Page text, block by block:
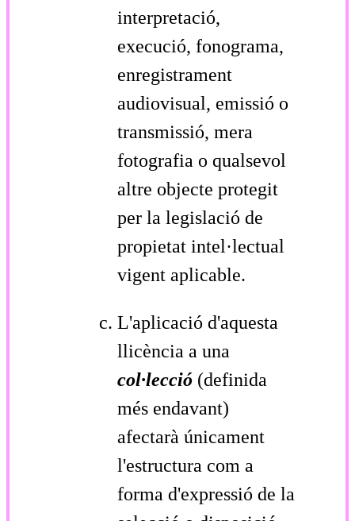
interpretació,
execució, fonograma,
enregistrament
audiovisual, emissió o
transmissió, mera
fotografia o qualsevol
altre objecte protegit
per la legislació de
propietat intel·lectual
vigent aplicable.
L'aplicació d'aquesta
llicència a una
col·lecció (definida
més endavant)
afectarà únicament
l'estructura com a
forma d'expressió de la